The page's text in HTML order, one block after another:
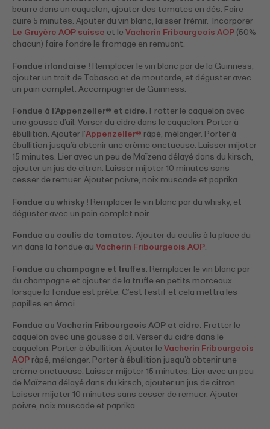
beurre dans un caquelon, ajouter des tomates en dés. Faire
cuire 5 minutes. Ajouter du vin blanc, laisser frémir. Incorporer
Le Gruyère AOP suisse et le Vacherin Fribourgeois AOP (50%
chacun) faire fondre le fromage en remuant.
Fondue irlandaise ! Remplacer le vin blanc par de la Guinness,
ajouter un trait de Tabasco et de moutarde, et déguster avec
un pain complet. Accompagner de Guinness.
Fondue à l’Appenzeller® et cidre. Frotter le caquelon avec
une gousse d’ail. Verser du cidre dans le caquelon. Porter à
ébullition. Ajouter l’Appenzeller® râpé, mélanger. Porter à
ébullition jusqu’à obtenir une crème onctueuse. Laisser mijoter
15 minutes. Lier avec un peu de Maïzena délayé dans du kirsch,
ajouter un jus de citron. Laisser mijoter 10 minutes sans
cesser de remuer. Ajouter poivre, noix muscade et paprika.
Fondue au whisky ! Remplacer le vin blanc par du whisky, et
déguster avec un pain complet noir.
Fondue au coulis de tomates. Ajouter du coulis à la place du
vin dans la fondue au Vacherin Fribourgeois AOP.
Fondue au champagne et truffes. Remplacer le vin blanc par
du champagne et ajouter de la truffe en petits morceaux
lorsque la fondue est prête. C’est festif et cela mettra les
papilles en émoi.
Fondue au Vacherin Fribourgeois AOP et cidre. Frotter le
caquelon avec une gousse d’ail. Verser du cidre dans le
caquelon. Porter à ébullition. Ajouter le Vacherin Fribourgeois
AOP râpé, mélanger. Porter à ébullition jusqu’à obtenir une
crème onctueuse. Laisser mijoter 15 minutes. Lier avec un peu
de Maïzena délayé dans du kirsch, ajouter un jus de citron.
Laisser mijoter 10 minutes sans cesser de remuer. Ajouter
poivre, noix muscade et paprika.